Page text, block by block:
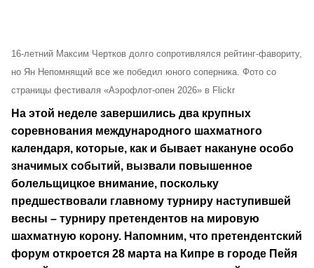
16-летний Максим Чертков долго сопротивлялся рейтинг-фавориту,
но Ян Непомнящий все же победил юного соперника. Фото со
страницы фестиваля «Аэрофлот-опен 2026» в Flickr
На этой неделе завершились два крупных
соревнования международного шахматного
календаря, которые, как и бывает накануне особо
значимых событий, вызвали повышенное
болельщицкое внимание, поскольку
предшествовали главному турниру наступившей
весны – турниру претендентов на мировую
шахматную корону. Напомним, что претендентский
форум откроется 28 марта на Кипре в городе Пейя